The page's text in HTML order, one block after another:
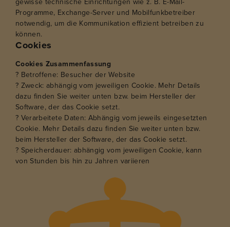
Programme, Exchange-Server und Mobilfunkbetreiber
notwendig, um die Kommunikation effizient betreiben zu
können.
Cookies
Cookies Zusammenfassung
? Betroffene: Besucher der Website
? Zweck: abhängig vom jeweiligen Cookie. Mehr Details
dazu finden Sie weiter unten bzw. beim Hersteller der
Software, der das Cookie setzt.
? Verarbeitete Daten: Abhängig vom jeweils eingesetzten
Cookie. Mehr Details dazu finden Sie weiter unten bzw.
beim Hersteller der Software, der das Cookie setzt.
? Speicherdauer: abhängig vom jeweiligen Cookie, kann
von Stunden bis hin zu Jahren variieren